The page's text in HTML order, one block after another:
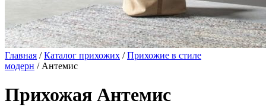
Главная /Каталог прихожих /Прихожие в стиле
модерн / Антемис
Прихожая Антемис